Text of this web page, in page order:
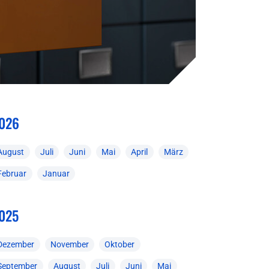
Juli Juni Mai April März
Januar
November Oktober
August Juli Juni Mai